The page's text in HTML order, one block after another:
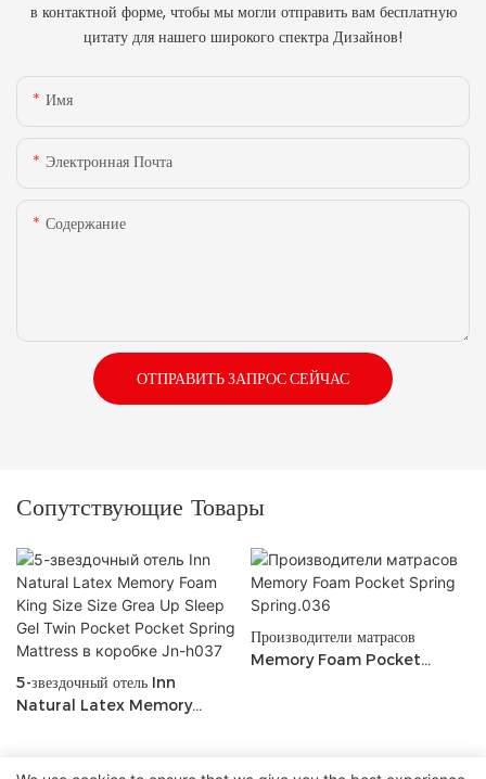
в контактной форме, чтобы мы могли отправить вам бесплатную
цитату для нашего широкого спектра Дизайнов!
Имя
Электронная Почта
Содержание
ОТПРАВИТЬ ЗАПРОС СЕЙЧАС
Сопутствующие Товары
5-звездочный отель Inn
Natural Latex Memory
Pocket Spring Mattress в
Производители матрасов
Memory Foam Pocket